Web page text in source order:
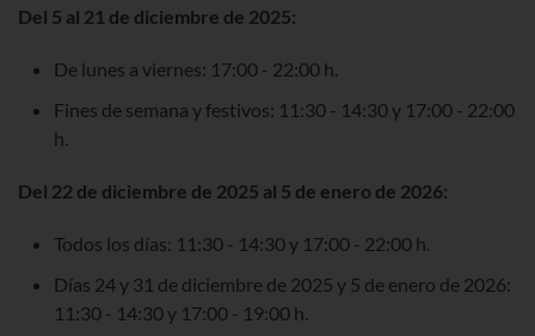
Del 5 al 21 de diciembre de 2025:
De lunes a viernes: 17:00 - 22:00 h.
Fines de semana y festivos: 11:30 - 14:30 y 17:00 - 22:00
h.
Del 22 de diciembre de 2025 al 5 de enero de 2026:
Todos los días: 11:30 - 14:30 y 17:00 - 22:00 h.
Días 24 y 31 de diciembre de 2025 y 5 de enero de 2026:
11:30 - 14:30 y 17:00 - 19:00 h.